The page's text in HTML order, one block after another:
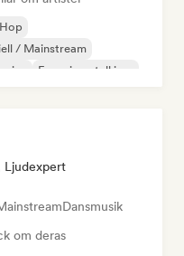
/ Mainstream
Experimentell jazz
Ljudexpert
Dansmusik
om deras